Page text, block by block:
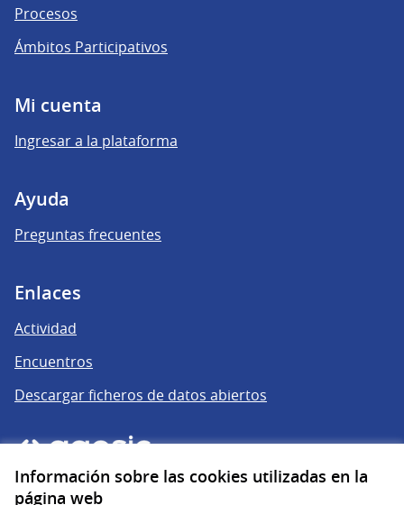
Información sobre las cookies utilizadas en la
página web
Procesos
Ámbitos Participativos
Mi cuenta
Ingresar a la plataforma
Ayuda
Preguntas frecuentes
Enlaces
Actividad
Encuentros
Descargar ficheros de datos abiertos